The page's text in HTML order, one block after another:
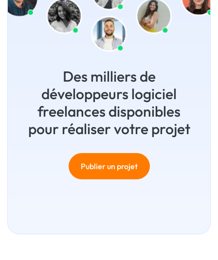
Des milliers de
développeurs logiciel
freelances disponibles
pour réaliser votre projet
Publier un projet